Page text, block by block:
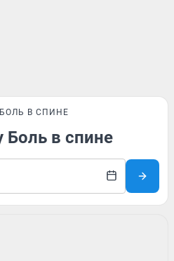
БОЛЬ В СПИНЕ
Боль в спине